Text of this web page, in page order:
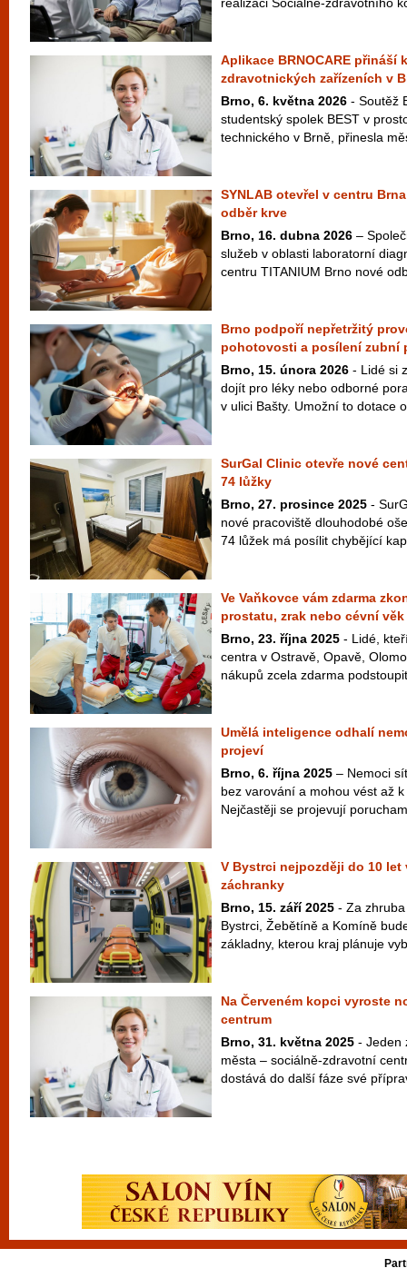
Aplikace BRNOCARE přináší
zdravotnických zařízeních v
Brno, 6. května 2026 - Soutěž
studentský spolek BEST v
technického v Brně, přinesla
SYNLAB otevřel v centru
odběr krve
Brno, 16. dubna 2026 –
služeb v oblasti laboratorní
centru TITANIUM Brno nové
Brno podpoří nepřetržitý
pohotovosti a posílení zubní
Brno, 15. února 2026 - Lidé si
dojít pro léky nebo odborné
v ulici Bašty. Umožní to dotace
SurGal Clinic otevře nové
74 lůžky
Brno, 27. prosince 2025 -
nové pracoviště dlouhodobé
74 lůžek má posílit chybějící
Ve Vaňkovce vám zdarma
prostatu, zrak nebo cévní věk
Brno, 23. října 2025 - Lidé,
centra v Ostravě, Opavě,
nákupů zcela zdarma
Umělá inteligence odhalí
projeví
Brno, 6. října 2025 – Nemoci
bez varování a mohou vést až
Nejčastěji se projevují
V Bystrci nejpozději do 10 let
záchranky
Brno, 15. září 2025 - Za
Bystrci, Žebětíně a Komíně
základny, kterou kraj plánuje
Na Červeném kopci vyroste
centrum
Brno, 31. května 2025 - Jeden
města – sociálně-zdravotní
dostává do další fáze své